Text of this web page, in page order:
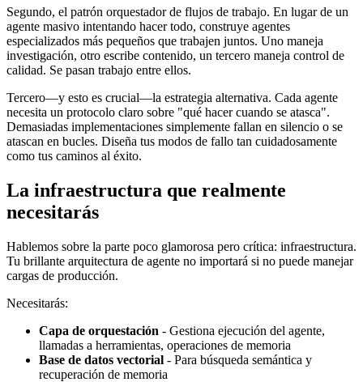
Segundo, el patrón orquestador de flujos de trabajo. En lugar de un
agente masivo intentando hacer todo, construye agentes
especializados más pequeños que trabajen juntos. Uno maneja
investigación, otro escribe contenido, un tercero maneja control de
calidad. Se pasan trabajo entre ellos.
Tercero—y esto es crucial—la estrategia alternativa. Cada agente
necesita un protocolo claro sobre "qué hacer cuando se atasca".
Demasiadas implementaciones simplemente fallan en silencio o se
atascan en bucles. Diseña tus modos de fallo tan cuidadosamente
como tus caminos al éxito.
La infraestructura que realmente
necesitarás
Hablemos sobre la parte poco glamorosa pero crítica: infraestructura.
Tu brillante arquitectura de agente no importará si no puede manejar
cargas de producción.
Necesitarás:
Capa de orquestación - Gestiona ejecución del agente,
llamadas a herramientas, operaciones de memoria
Base de datos vectorial - Para búsqueda semántica y
recuperación de memoria